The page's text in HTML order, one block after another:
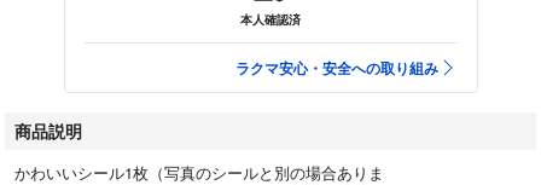
本人確認済
ラクマ安心・安全への取り組み
商品説明
かわいいシール1枚（写真のシールと別の場合ありま